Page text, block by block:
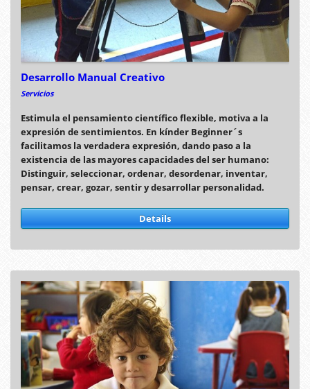
Desarrollo Manual Creativo
Servicios
Estimula el pensamiento científico flexible, motiva a la
expresión de sentimientos. En kínder Beginner´s
facilitamos la verdadera expresión, dando paso a la
existencia de las mayores capacidades del ser humano:
Distinguir, seleccionar, ordenar, desordenar, inventar,
pensar, crear, gozar, sentir y desarrollar personalidad.
Details